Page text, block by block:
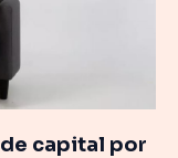
capital por